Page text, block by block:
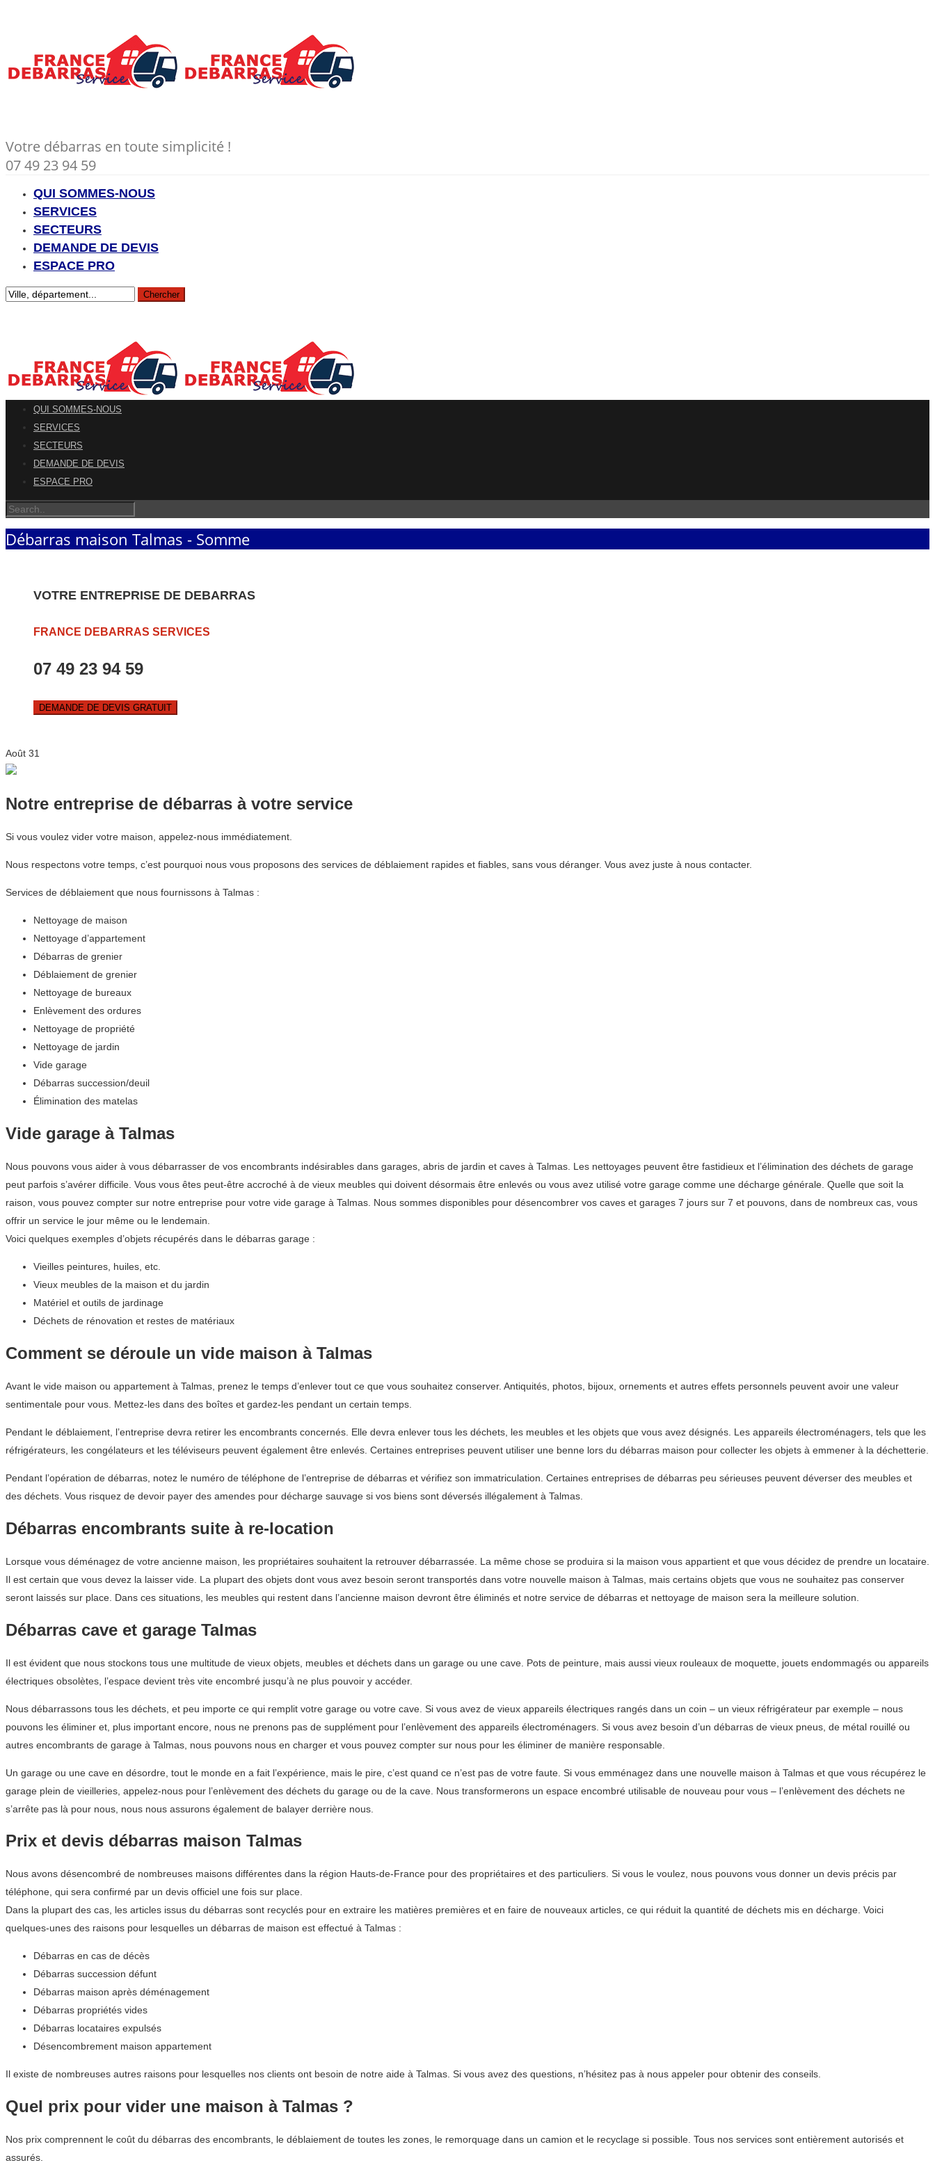
Votre débarras en toute simplicité !
07 49 23 94 59
QUI SOMMES-NOUS
SERVICES
SECTEURS
DEMANDE DE DEVIS
ESPACE PRO
QUI SOMMES-NOUS
SERVICES
SECTEURS
DEMANDE DE DEVIS
ESPACE PRO
Débarras maison Talmas - Somme
VOTRE ENTREPRISE DE DEBARRAS
FRANCE DEBARRAS SERVICES
07 49 23 94 59
DEMANDE DE DEVIS GRATUIT
Août 31
Notre entreprise de débarras à votre service
Si vous voulez vider votre maison, appelez-nous immédiatement.
Nous respectons votre temps, c’est pourquoi nous vous proposons des services de déblaiement rapides et fiables, sans vous déranger. Vous avez juste à nous contacter.
Services de déblaiement que nous fournissons à Talmas :
Nettoyage de maison
Nettoyage d’appartement
Débarras de grenier
Déblaiement de grenier
Nettoyage de bureaux
Enlèvement des ordures
Nettoyage de propriété
Nettoyage de jardin
Vide garage
Débarras succession/deuil
Élimination des matelas
Vide garage à Talmas
Nous pouvons vous aider à vous débarrasser de vos encombrants indésirables dans garages, abris de jardin et caves à Talmas. Les nettoyages peuvent être fastidieux et l’élimination des déchets de garage
peut parfois s’avérer difficile. Vous vous êtes peut-être accroché à de vieux meubles qui doivent désormais être enlevés ou vous avez utilisé votre garage comme une décharge générale. Quelle que soit la
raison, vous pouvez compter sur notre entreprise pour votre vide garage à Talmas. Nous sommes disponibles pour désencombrer vos caves et garages 7 jours sur 7 et pouvons, dans de nombreux cas, vous
offrir un service le jour même ou le lendemain.
Voici quelques exemples d’objets récupérés dans le débarras garage :
Vieilles peintures, huiles, etc.
Vieux meubles de la maison et du jardin
Matériel et outils de jardinage
Déchets de rénovation et restes de matériaux
Comment se déroule un vide maison à Talmas
Avant le vide maison ou appartement à Talmas, prenez le temps d’enlever tout ce que vous souhaitez conserver. Antiquités, photos, bijoux, ornements et autres effets personnels peuvent avoir une valeur
sentimentale pour vous. Mettez-les dans des boîtes et gardez-les pendant un certain temps.
Pendant le déblaiement, l’entreprise devra retirer les encombrants concernés. Elle devra enlever tous les déchets, les meubles et les objets que vous avez désignés. Les appareils électroménagers, tels que les
réfrigérateurs, les congélateurs et les téléviseurs peuvent également être enlevés. Certaines entreprises peuvent utiliser une benne lors du débarras maison pour collecter les objets à emmener à la déchetterie.
Pendant l’opération de débarras, notez le numéro de téléphone de l’entreprise de débarras et vérifiez son immatriculation. Certaines entreprises de débarras peu sérieuses peuvent déverser des meubles et
des déchets. Vous risquez de devoir payer des amendes pour décharge sauvage si vos biens sont déversés illégalement à Talmas.
Débarras encombrants suite à re-location
Lorsque vous déménagez de votre ancienne maison, les propriétaires souhaitent la retrouver débarrassée. La même chose se produira si la maison vous appartient et que vous décidez de prendre un locataire.
Il est certain que vous devez la laisser vide. La plupart des objets dont vous avez besoin seront transportés dans votre nouvelle maison à Talmas, mais certains objets que vous ne souhaitez pas conserver
seront laissés sur place. Dans ces situations, les meubles qui restent dans l’ancienne maison devront être éliminés et notre service de débarras et nettoyage de maison sera la meilleure solution.
Débarras cave et garage Talmas
Il est évident que nous stockons tous une multitude de vieux objets, meubles et déchets dans un garage ou une cave. Pots de peinture, mais aussi vieux rouleaux de moquette, jouets endommagés ou appareils
électriques obsolètes, l’espace devient très vite encombré jusqu’à ne plus pouvoir y accéder.
Nous débarrassons tous les déchets, et peu importe ce qui remplit votre garage ou votre cave. Si vous avez de vieux appareils électriques rangés dans un coin – un vieux réfrigérateur par exemple – nous
pouvons les éliminer et, plus important encore, nous ne prenons pas de supplément pour l’enlèvement des appareils électroménagers. Si vous avez besoin d’un débarras de vieux pneus, de métal rouillé ou
autres encombrants de garage à Talmas, nous pouvons nous en charger et vous pouvez compter sur nous pour les éliminer de manière responsable.
Un garage ou une cave en désordre, tout le monde en a fait l’expérience, mais le pire, c’est quand ce n’est pas de votre faute. Si vous emménagez dans une nouvelle maison à Talmas et que vous récupérez le
garage plein de vieilleries, appelez-nous pour l’enlèvement des déchets du garage ou de la cave. Nous transformerons un espace encombré utilisable de nouveau pour vous – l’enlèvement des déchets ne
s’arrête pas là pour nous, nous nous assurons également de balayer derrière nous.
Prix et devis débarras maison Talmas
Nous avons désencombré de nombreuses maisons différentes dans la région Hauts-de-France pour des propriétaires et des particuliers. Si vous le voulez, nous pouvons vous donner un devis précis par
téléphone, qui sera confirmé par un devis officiel une fois sur place.
Dans la plupart des cas, les articles issus du débarras sont recyclés pour en extraire les matières premières et en faire de nouveaux articles, ce qui réduit la quantité de déchets mis en décharge. Voici
quelques-unes des raisons pour lesquelles un débarras de maison est effectué à Talmas :
Débarras en cas de décès
Débarras succession défunt
Débarras maison après déménagement
Débarras propriétés vides
Débarras locataires expulsés
Désencombrement maison appartement
Il existe de nombreuses autres raisons pour lesquelles nos clients ont besoin de notre aide à Talmas. Si vous avez des questions, n’hésitez pas à nous appeler pour obtenir des conseils.
Quel prix pour vider une maison à Talmas ?
Nos prix comprennent le coût du débarras des encombrants, le déblaiement de toutes les zones, le remorquage dans un camion et le recyclage si possible. Tous nos services sont entièrement autorisés et
assurés.